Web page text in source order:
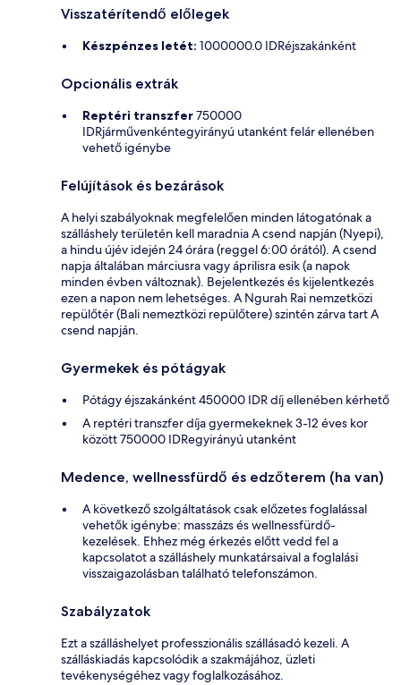
Visszatérítendő előlegek
Készpénzes letét: 1000000.0 IDRéjszakánként
Opcionális extrák
Reptéri transzfer750000
IDRjárművenkéntegyirányú utanként felár ellenében
vehető igénybe
Felújítások és bezárások
A helyi szabályoknak megfelelően minden látogatónak a
szálláshely területén kell maradnia A csend napján (Nyepi),
a hindu újév idején 24 órára (reggel 6:00 órától). A csend
napja általában márciusra vagy áprilisra esik (a napok
minden évben változnak). Bejelentkezés és kijelentkezés
ezen a napon nem lehetséges. A Ngurah Rai nemzetközi
repülőtér (Bali nemeztközi repülőtere) szintén zárva tart A
csend napján.
Gyermekek és pótágyak
Pótágy éjszakánként 450000 IDR díj ellenében kérhető
A reptéri transzfer díja gyermekeknek 3-12 éves kor
között 750000 IDRegyirányú utanként
Medence, wellnessfürdő és edzőterem (ha van)
A következő szolgáltatások csak előzetes foglalással
vehetők igénybe: masszázs és wellnessfürdő-
kezelések. Ehhez még érkezés előtt vedd fel a
kapcsolatot a szálláshely munkatársaival a foglalási
visszaigazolásban található telefonszámon.
Szabályzatok
Ezt a szálláshelyet professzionális szállásadó kezeli. A
szálláskiadás kapcsolódik a szakmájához, üzleti
tevékenységéhez vagy foglalkozásához.